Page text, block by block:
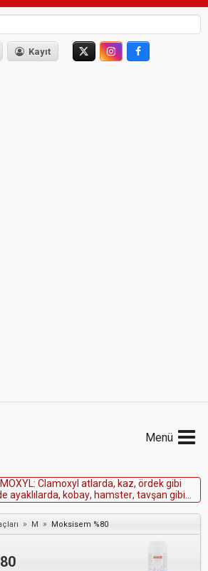
Kayıt
Menü
MOXYL: Camoxy atarda, kaz, ördekgibi
e ayakı arda, kobay, hamster, tavşan gibi
yhayvanlarındakesinlikle
nılmamalıdır
» M » Moksisem %80